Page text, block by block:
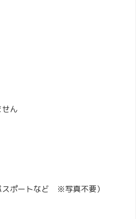
ん
スポートなど ※写真不要）